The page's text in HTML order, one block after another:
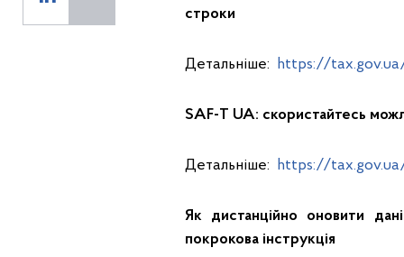
строки
Детальніше: https://
SAF-T UA: скористайтесь
Детальніше: https://
Як дистанційно оновити
покрокова інструкція